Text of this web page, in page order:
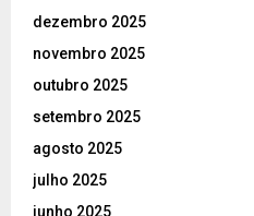
dezembro 2025
novembro 2025
outubro 2025
setembro 2025
agosto 2025
julho 2025
junho 2025